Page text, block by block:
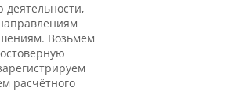
Возьмем
расчётного